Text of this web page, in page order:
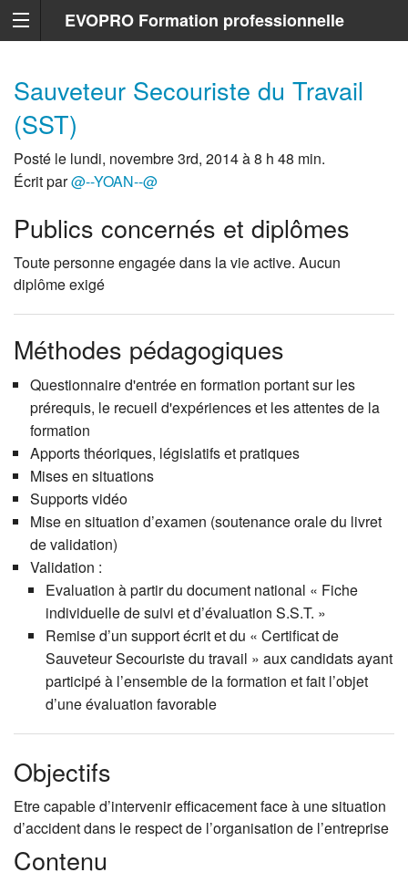
EVOPRO Formation professionnelle
Sauveteur Secouriste du Travail
(SST)
Posté le lundi, novembre 3rd, 2014 à 8 h 48 min.
Écrit par@--YOAN--@
Publics concernés et diplômes
Toute personne engagée dans la vie active. Aucun
diplôme exigé
Méthodes pédagogiques
Questionnaire d'entrée en formation portant sur les
prérequis, le recueil d'expériences et les attentes de la
formation
Apports théoriques, législatifs et pratiques
Mises en situations
Supports vidéo
Mise en situation d’examen (soutenance orale du livret
de validation)
Validation :
Evaluation à partir du document national « Fiche
individuelle de suivi et d’évaluation S.S.T. »
Remise d’un support écrit et du « Certificat de
Sauveteur Secouriste du travail » aux candidats ayant
participé à l’ensemble de la formation et fait l’objet
d’une évaluation favorable
Objectifs
Etre capable d’intervenir efficacement face à une situation
d’accident dans le respect de l’organisation de l’entreprise
Contenu